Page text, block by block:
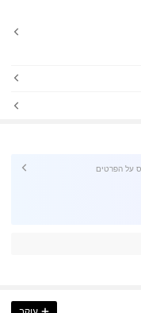
על הפרטים